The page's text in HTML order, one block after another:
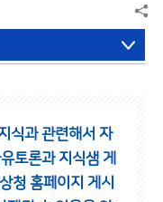
식과 관련해서 자
토론과 지식샘 게
청 홈페이지 게시